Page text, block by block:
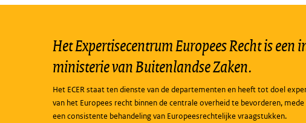
Het Expertisecentrum Europees Recht is
ministerie van Buitenlandse Zaken.
Het ECER staat ten dienste van de departementen en heeft tot doel
van het Europees recht binnen de centrale overheid te bevorderen,
een consistente behandeling van Europeesrechtelijke vraagstukken.